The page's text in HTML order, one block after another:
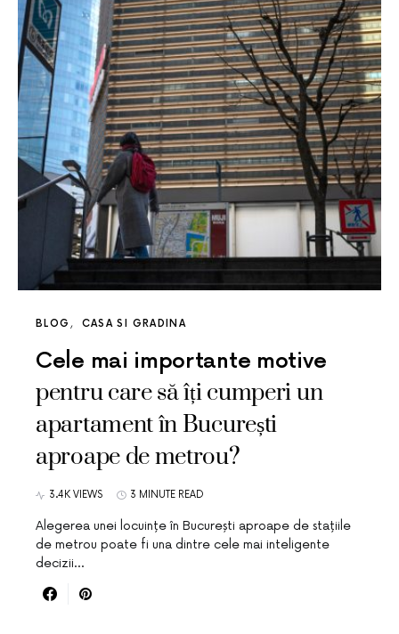
BLOG CASA SI GRADINA
Cele mai importante motive
pentru care să îți cumperi un
apartament în București
aproape de metrou?
3.4K VIEWS 3 MINUTE READ
Alegerea unei locuințe în București aproape de stațiile
de metrou poate fi una dintre cele mai inteligente
decizii…